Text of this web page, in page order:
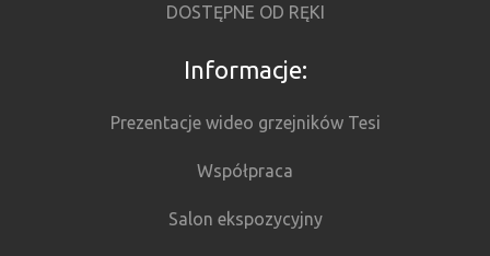
DOSTĘPNE OD RĘKI
Informacje:
Prezentacje wideo grzejników Tesi
Współpraca
Salon ekspozycyjny